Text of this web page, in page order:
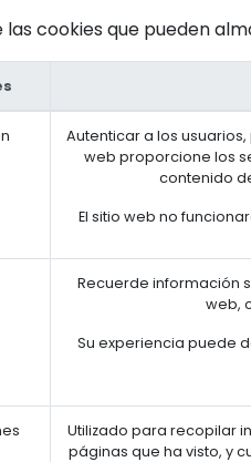
las cookies que pueden
Autenticar a los
web proporcione los
contenido
El sitio web no
Recuerde información
web,
Su experiencia puede
Utilizado para recopilar
páginas que ha visto, y